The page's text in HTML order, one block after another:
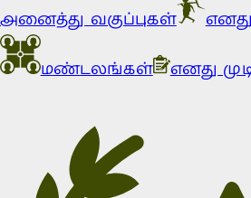
அனைத்து வகுப்புகள்
மண்டலங்கள்
எனது